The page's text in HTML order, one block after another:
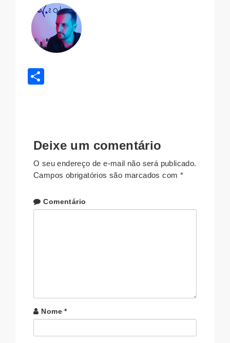
Deixe um comentário
O seu endereço de e-mail não será publicado.
Campos obrigatórios são marcados com *
Comentário
Nome *